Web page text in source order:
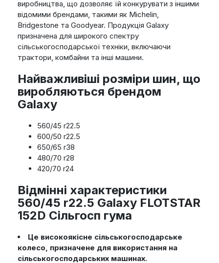
виробництва, що дозволяє їй конкурувати з іншими
відомими брендами, такими як Michelin,
Bridgestone та Goodyear. Продукція Galaxy
призначена для широкого спектру
сільськогосподарської техніки, включаючи
трактори, комбайни та інші машини.
Найважливіші розміри шин, що
виробляються брендом
Galaxy
560/45 r22.5
600/50 r22.5
650/65 r38
480/70 r28
420/70 r24
Відмінні характеристики
560/45 r22.5 Galaxy FLOTSTAR
152D Сільгосп гума
Це високоякісне сільськогосподарське
колесо, призначене для використання на
сільськогосподарських машинах.